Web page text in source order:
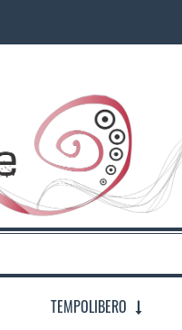
TEMPOLIBERO